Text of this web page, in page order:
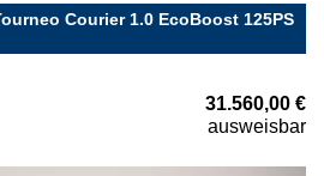
Courier 1.0 EcoBoost 125PS
31.560,00 €
ausweisbar